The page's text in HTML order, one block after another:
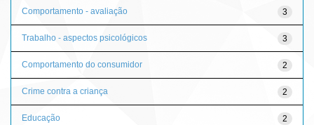
3
Comportamento - avaliação
3
Trabalho - aspectos psicológicos
2
Comportamento do consumidor
2
Crime contra a criança
2
Educação